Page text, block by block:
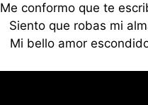
Me conformo que te
Siento que robas mi
Mi bello amor